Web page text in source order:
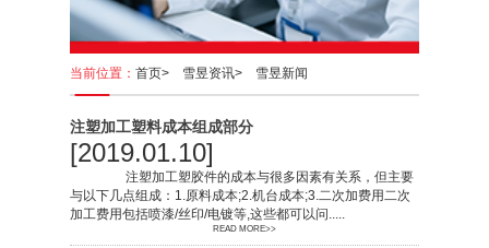
当前位置： 首页> 雪昱资讯> 雪昱新闻
注塑加工塑料成本组成部分
[2019.01.10]
注塑加工塑胶件的成本与很多因素有关系，但主要
与以下几点组成：1.原料成本;2.机台成本;3.二次加费用二次
加工费用包括喷漆/丝印/电镀等,这些都可以问.....
READ MORE>>